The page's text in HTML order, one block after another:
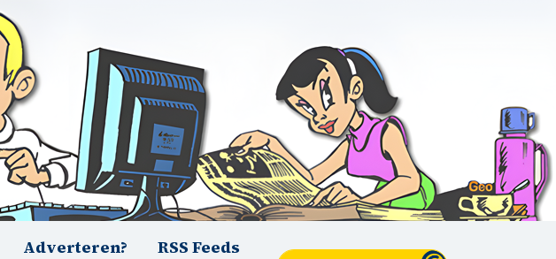
Adverteren?
RSS Feeds